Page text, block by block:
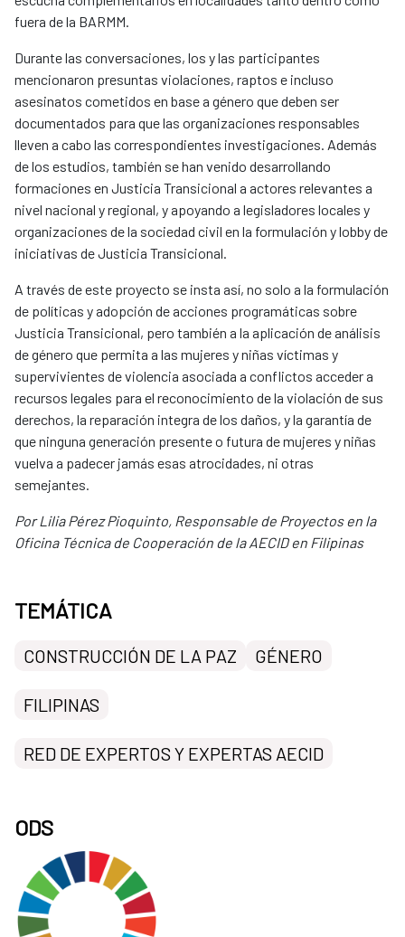
fuera de la BARMM.
Durante las conversaciones, los y las participantes
mencionaron presuntas violaciones, raptos e incluso
asesinatos cometidos en base a género que deben ser
documentados para que las organizaciones responsables
lleven a cabo las correspondientes investigaciones. Además
de los estudios, también se han venido desarrollando
formaciones en Justicia Transicional a actores relevantes a
nivel nacional y regional, y apoyando a legisladores locales y
organizaciones de la sociedad civil en la formulación y lobby de
iniciativas de Justicia Transicional.
A través de este proyecto se insta así, no solo a la formulación
de políticas y adopción de acciones programáticas sobre
Justicia Transicional, pero también a la aplicación de análisis
de género que permita a las mujeres y niñas víctimas y
supervivientes de violencia asociada a conflictos acceder a
recursos legales para el reconocimiento de la violación de sus
derechos, la reparación integra de los daños, y la garantía de
que ninguna generación presente o futura de mujeres y niñas
vuelva a padecer jamás esas atrocidades, ni otras
semejantes.
Por Lilia Pérez Pioquinto, Responsable de Proyectos en la
Oficina Técnica de Cooperación de la AECID en Filipinas
TEMÁTICA
CONSTRUCCIÓN DE LA PAZ GÉNERO
FILIPINAS
RED DE EXPERTOS Y EXPERTAS AECID
ODS